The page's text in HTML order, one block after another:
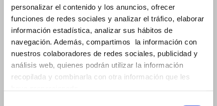
personalizar el contenido y los anuncios, ofrecer
funciones de redes sociales y analizar el tráfico, elaborar
información estadística, analizar sus hábitos de
navegación. Además, compartimos la información con
nuestros colaboradores de redes sociales, publicidad y
análisis web, quienes podrán utilizar la información
recopilada y combinarla con otra información que les
Invest in Castellon